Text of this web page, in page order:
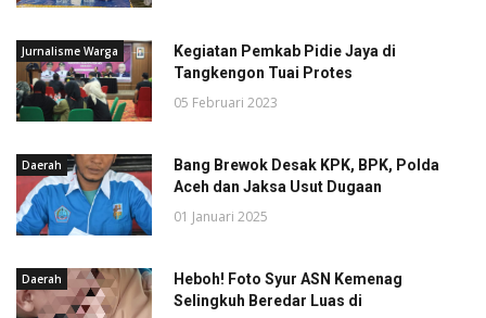
Jurnalisme Warga
Kegiatan Pemkab Pidie Jaya di
Tangkengon Tuai Protes
05 Februari 2023
Daerah
Bang Brewok Desak KPK, BPK, Polda
Aceh dan Jaksa Usut Dugaan
01 Januari 2025
Daerah
Heboh! Foto Syur ASN Kemenag
Selingkuh Beredar Luas di